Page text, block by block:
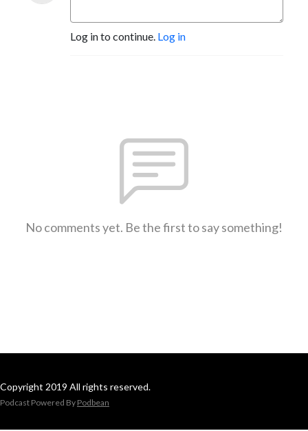
Log in to continue. Log in
No comments yet. Be the first to say something!
Copyright 2019 All rights reserved.
Podcast Powered By Podbean